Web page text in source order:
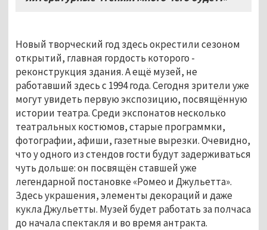
Новый творческий год здесь окрестили сезоном
открытий, главная гордость которого -
реконструкция здания. А ещё музей, не
работавший здесь с 1994 года. Сегодня зрители уже
могут увидеть первую экспозицию, посвящённую
истории театра. Среди экспонатов несколько
театральных костюмов, старые программки,
фотографии, афиши, газетные вырезки. Очевидно,
что у одного из стендов гости будут задерживаться
чуть дольше: он посвящён ставшей уже
легендарной постановке «Ромео и Джульетта».
Здесь украшения, элементы декораций и даже
кукла Джульетты. Музей будет работать за полчаса
до начала спектакля и во время антракта.